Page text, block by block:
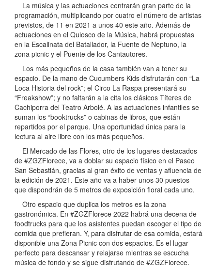
La música y las actuaciones centrarán gran parte de la
programación, multiplicando por cuatro el número de artistas
previstos, de 11 en 2021 a unos 40 este año. Además de
actuaciones en el Quiosco de la Música, habrá propuestas
en la Escalinata del Batallador, la Fuente de Neptuno, la
zona picnic y el Puente de los Cantautores.
Los más pequeños de la casa también van a tener su
espacio. De la mano de Cucumbers Kids disfrutarán con “La
Loca Historia del rock”; el Circo La Raspa presentará su
“Freakshow”; y no faltarán a la cita los clásicos Títeres de
Cachiporra del Teatro Arbolé. A las actuaciones infantiles se
suman los “booktrucks” o cabinas de libros, que están
repartidos por el parque. Una oportunidad única para la
lectura al aire libre con los más pequeños.
El Mercado de las Flores, otro de los lugares destacados
de #ZGZFlorece, va a doblar su espacio físico en el Paseo
San Sebastián, gracias al gran éxito de ventas y afluencia de
la edición de 2021. Este año va a haber unos 30 puestos
que dispondrán de 5 metros de exposición floral cada uno.
Otro espacio que duplica los metros es la zona
gastronómica. En #ZGZFlorece 2022 habrá una decena de
foodtrucks para que los asistentes puedan escoger el tipo de
comida que prefieran. Y, para disfrutar de esa comida, estará
disponible una Zona Picnic con dos espacios. Es el lugar
perfecto para descansar y relajarse mientras se escucha
música de fondo y se sigue disfrutando de #ZGZFlorece.